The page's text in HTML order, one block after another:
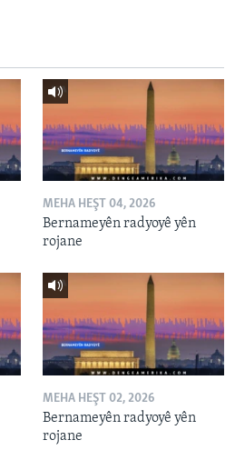
MEHA HEŞT 04, 2026
Bernameyên radyoyê yên
rojane
MEHA HEŞT 02, 2026
Bernameyên radyoyê yên
rojane